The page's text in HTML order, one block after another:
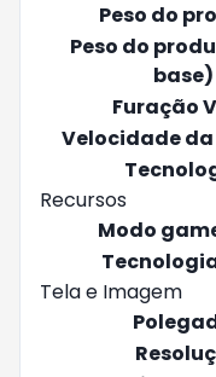
Peso do
Peso do
base)
Furação
Velocidade
Recursos
Modo
Tela e Imagem